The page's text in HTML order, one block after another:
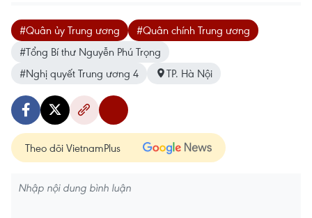
#Quân ủy Trung ương
#Quân chính Trung ương
#Tổng Bí thư Nguyễn Phú Trọng
#Nghị quyết Trung ương 4
TP. Hà Nội
Theo dõi VietnamPlus